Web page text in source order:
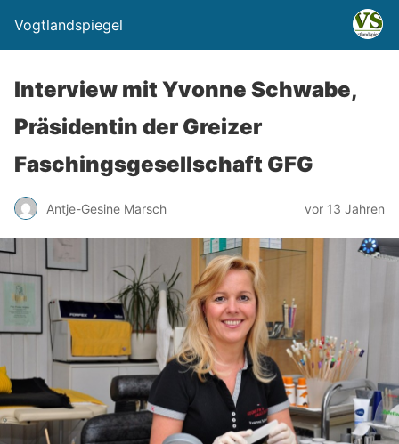
Vogtlandspiegel
Interview mit Yvonne Schwabe,
Präsidentin der Greizer
Faschingsgesellschaft GFG
Antje-Gesine Marsch vor 13 Jahren